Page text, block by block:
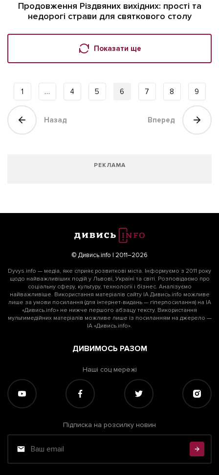
Продовження Різдвяних вихідних: прості та
недорогі страви для святкового столу
Показати ще
Назад
1 … 4 5 6 7 8 9
Вперед
РЕКЛАМА
© Дивись.info | 2011–2026
Dyvys.info — медіа, яке сприяє розвиткові міста. Інформуємо з 2011 року
щодо найважливіших подій у Львові, Україні та світі. Розповідаємо про
соціальну сферу, культуру, технології і бізнес. Аналізуємо
найважливіше. Використання матеріалів сайту ІА Дивись.info можливе
лише за умови посилання (для інтернет-видань — гіперпосилання) на ІА
«Дивись.info» не нижче першого абзацу тексту. Використання
мультимедійних матеріалів можливе лише із посиланням на джерело —
ІА «Дивись.info».
ДИВИМОСЬ РАЗОМ
Наші соц мережі
Підписка на розсилку новин